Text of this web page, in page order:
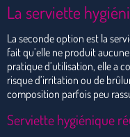
La serviette
La seconde option est la
fait qu’elle ne produit
pratique d’utilisation, elle a
risque d’irritation ou de
composition parfois peu
Serviette hygiénique